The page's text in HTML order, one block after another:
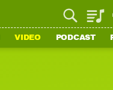
VIDEO PODCAST